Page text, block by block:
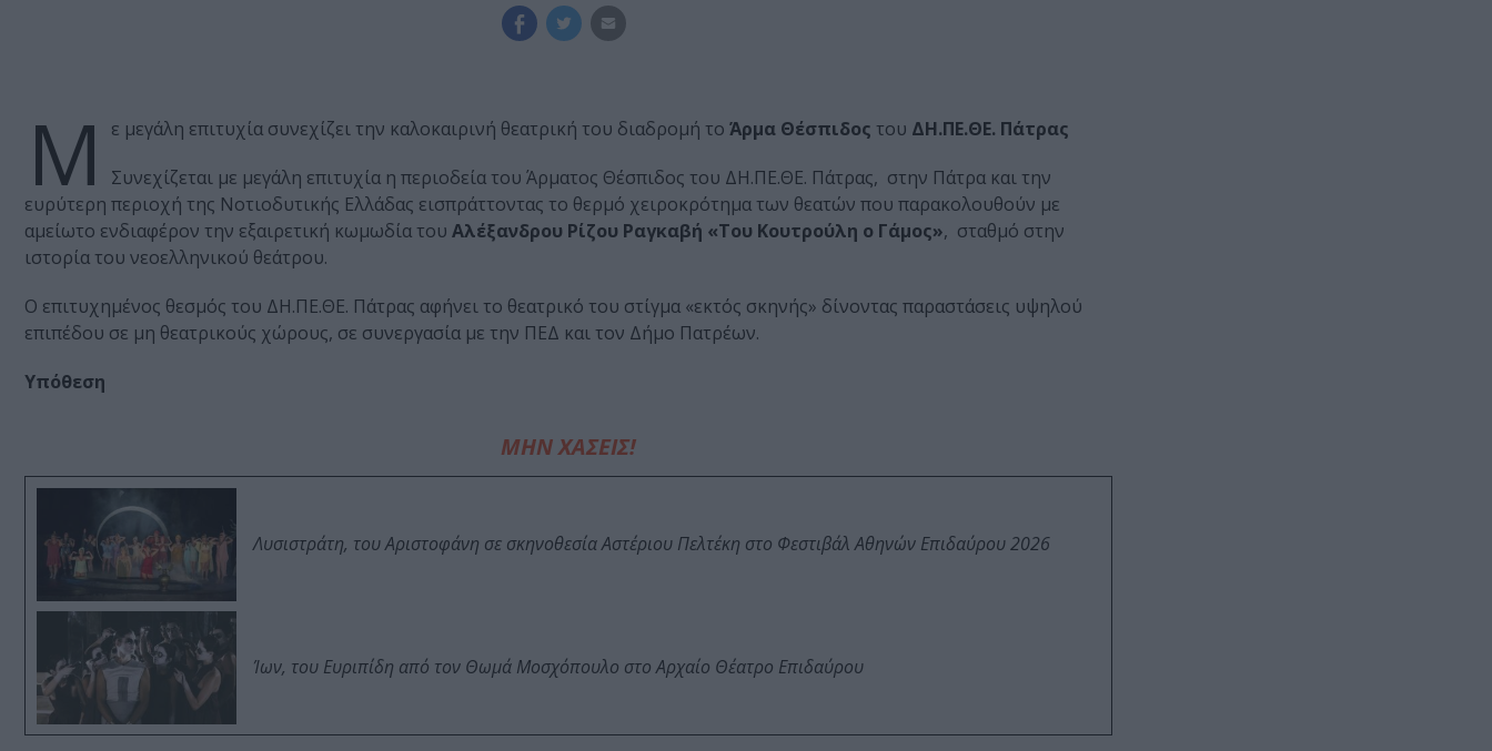
Μ ε μεγάλη επιτυχία συνεχίζει την καλοκαιρινή θεατρική του διαδρομή το Άρμα Θέσπιδος του ΔΗ.ΠΕ.ΘΕ. Πάτρας
Συνεχίζεται με μεγάλη επιτυχία η περιοδεία του Άρματος Θέσπιδος του ΔΗ.ΠΕ.ΘΕ. Πάτρας, στην Πάτρα και την
ευρύτερη περιοχή της Νοτιοδυτικής Ελλάδας εισπράττοντας το θερμό χειροκρότημα των θεατών που παρακολουθούν με
αμείωτο ενδιαφέρον την εξαιρετική κωμωδία του Αλέξανδρου Ρίζου Ραγκαβή «Του Κουτρούλη ο Γάμος», σταθμό στην
ιστορία του νεοελληνικού θεάτρου.
Ο επιτυχημένος θεσμός του ΔΗ.ΠΕ.ΘΕ. Πάτρας αφήνει το θεατρικό του στίγμα «εκτός σκηνής» δίνοντας παραστάσεις υψηλού
επιπέδου σε μη θεατρικούς χώρους, σε συνεργασία με την ΠΕΔ και τον Δήμο Πατρέων.
Υπόθεση
ΜΗΝ ΧΑΣΕΙΣ!
Λυσιστράτη, του Αριστοφάνη σε σκηνοθεσία Αστέριου Πελτέκη στο Φεστιβάλ Αθηνών Επιδαύρου 2026
Ίων, του Ευριπίδη από τον Θωμά Μοσχόπουλο στο Αρχαίο Θέατρο Επιδαύρου